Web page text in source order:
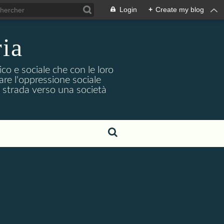
Login + Create my blog
e sociale che con le loro
l'oppressione sociale
verso una società